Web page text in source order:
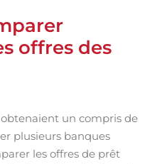
offres des
un compris de
plusieurs banques
les offres de prêt